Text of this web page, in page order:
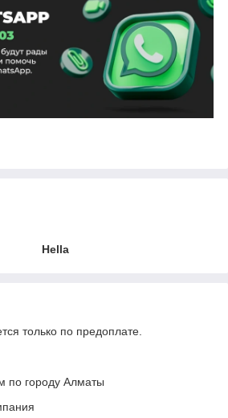
Hella
только по предоплате.
по городу Алматы